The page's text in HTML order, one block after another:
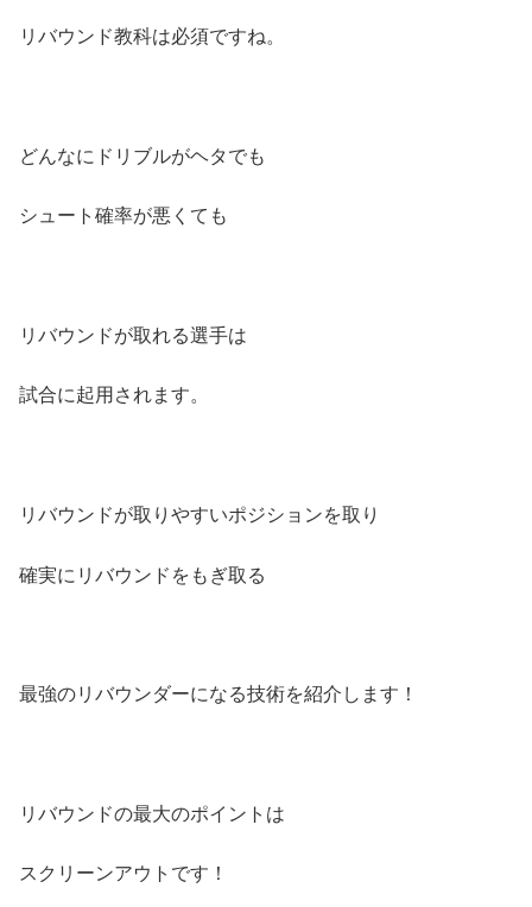
リバウンド教科は必須ですね。
どんなにドリブルがヘタでも
シュート確率が悪くても
リバウンドが取れる選手は
試合に起用されます。
リバウンドが取りやすいポジションを取り
確実にリバウンドをもぎ取る
最強のリバウンダーになる技術を紹介します！
リバウンドの最大のポイントは
スクリーンアウトです！